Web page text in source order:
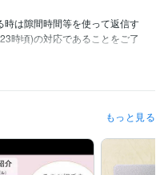
は隙間時間等を使って返信す
時頃)の対応であることをご了
、購入やメッセージを受信次
お読みください】
もっと見る